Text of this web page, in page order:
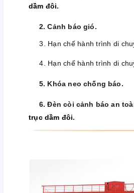
dầm đôi.
2. Cảnh báo gió.
3. Hạn chế hành trình di
4. Hạn chế hành trình di
5. Khóa neo chống báo.
6. Đèn còi cảnh báo an
trục dầm đôi.